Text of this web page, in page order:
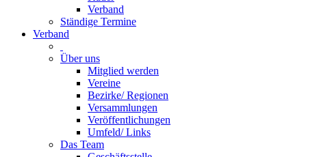
Verband
Ständige Termine
Verband
Über uns
Mitglied werden
Vereine
Bezirke/ Regionen
Versammlungen
Veröffentlichungen
Umfeld/ Links
Das Team